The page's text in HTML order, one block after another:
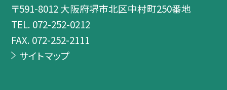
〒591-8012 大阪府堺市北区中村町250番地
TEL. 072-252-0212
FAX. 072-252-2111
サイトマップ